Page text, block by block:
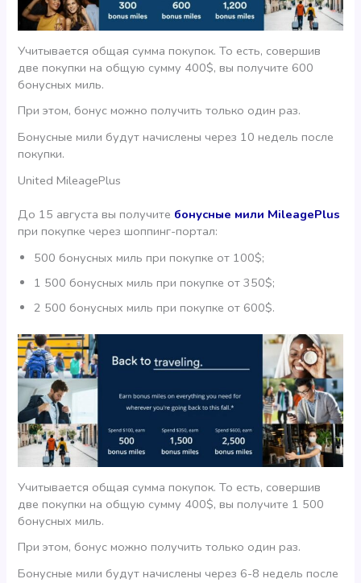
Учитывается общая сумма покупок. То есть, совершив
две покупки на общую сумму 400$, вы получите 600
бонусных миль.
При этом, бонус можно получить только один раз.
Бонусные мили будут начислены через 10 недель после
покупки.
United MileagePlus
До 15 августа вы получите бонусные мили MileagePlus
при покупке через шоппинг-портал:
500 бонусных миль при покупке от 100$;
1 500 бонусных миль при покупке от 350$;
2 500 бонусных миль при покупке от 600$.
Учитывается общая сумма покупок. То есть, совершив
две покупки на общую сумму 400$, вы получите 1 500
бонусных миль.
При этом, бонус можно получить только один раз.
Бонусные мили будут начислены через 6-8 недель после